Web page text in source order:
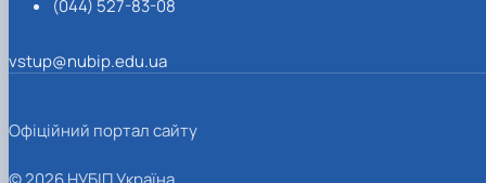
(044) 527-83-08
vstup@nubip.edu.ua
Офіційний портал сайту